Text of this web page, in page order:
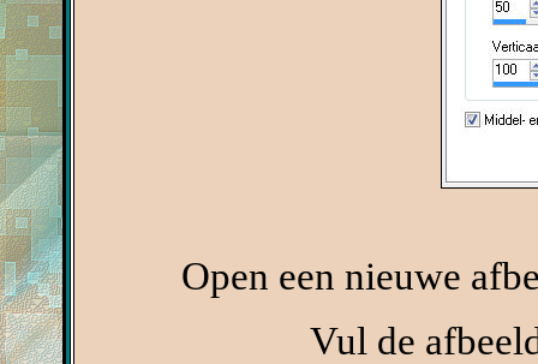
Open een nieuwe
Vul de